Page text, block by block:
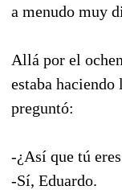
a menudo muy
Allá por el
estaba
preguntó:
-¿Así que tú
-Sí, Eduardo.